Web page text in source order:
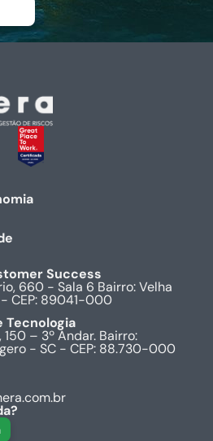
Success
660 - Sala 6 Bairro: Velha
CEP: 89041-000
Tecnologia
150 – 3º Andar. Bairro:
- SC - CEP: 88.730-000